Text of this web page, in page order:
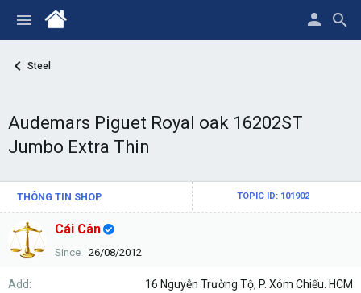
Steel
Audemars Piguet Royal oak 16202ST
Jumbo Extra Thin
THÔNG TIN SHOP TOPIC ID: 101902
Cái Cân
Since 26/08/2012
Add
16 Nguyễn Trường Tộ, P. Xóm Chiếu. HCM